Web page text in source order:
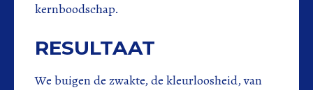
kernboodschap.
RESULTAAT
We buigen de zwakte, de kleurloosheid, van